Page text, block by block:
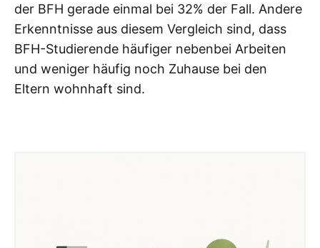
der BFH gerade einmal bei 32% der Fall. Andere
Erkenntnisse aus diesem Vergleich sind, dass
BFH-Studierende häufiger nebenbei Arbeiten
und weniger häufig noch Zuhause bei den
Eltern wohnhaft sind.